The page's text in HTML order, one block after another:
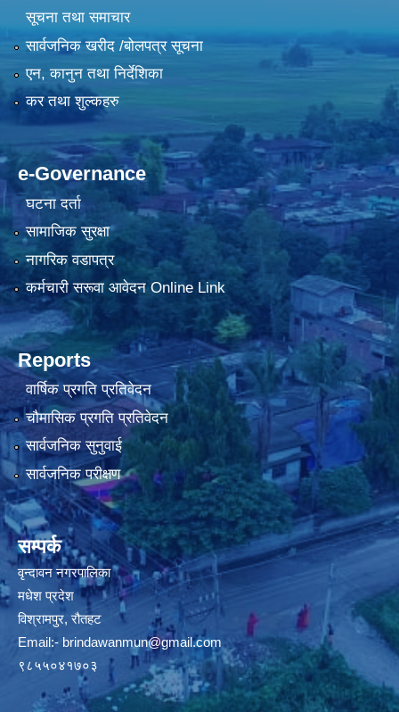
सूचना तथा समाचार
सार्वजनिक खरीद /बोलपत्र सूचना
एन, कानुन तथा निर्देशिका
कर तथा शुल्कहरु
e-Governance
घटना दर्ता
सामाजिक सुरक्षा
नागरिक वडापत्र
कर्मचारी सरूवा आवेदन Online Link
Reports
वार्षिक प्रगति प्रतिवेदन
चौमासिक प्रगति प्रतिवेदन
सार्वजनिक सुनुवाई
सार्वजनिक परीक्षण
सम्पर्क
वृन्दावन नगरपालिका
मधेश प्रदेश
विश्रामपुर, रौतहट
Email:- brindawanmun@gmail.com
९८५५०४१७०३